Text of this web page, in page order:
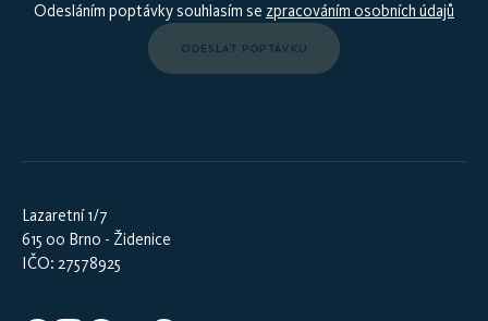
ODESLAT POPTÁVKU
Odesláním poptávky souhlasím se zpracováním osobních údajů
Lazaretní 1/7
615 00 Brno - Židenice
IČO: 27578925